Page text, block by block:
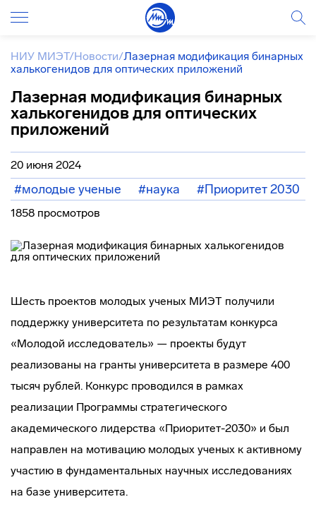
НИУ МИЭТ/Новости/Лазерная модификация бинарных
халькогенидов для оптических приложений
Лазерная модификация бинарных
халькогенидов для оптических
приложений
20 июня 2024
#молодые ученые #наука #Приоритет 2030
1858 просмотров
Шесть проектов молодых ученых МИЭТ получили
поддержку университета по результатам конкурса
«Молодой исследователь» — проекты будут
реализованы на гранты университета в размере 400
тысяч рублей. Конкурс проводился в рамках
реализации Программы стратегического
академического лидерства «Приоритет-2030» и был
направлен на мотивацию молодых ученых к активному
участию в фундаментальных научных исследованиях
на базе университета.